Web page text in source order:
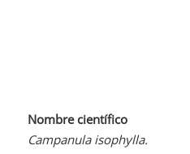
Nombre científico
Campanula isophylla.